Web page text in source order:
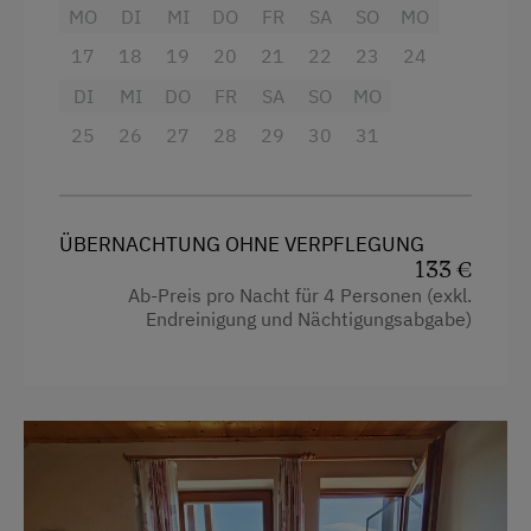
Hund erlaubt
Geführte Bergtour
E-Bike-Verleih
Handtücher
Kühlschrank
Wlan
Doppelbett (Kingsize)
MO
17
DI
18
MI
19
DO
20
FR
21
SA
22
SO
23
MO
24
DI
25
MI
26
DO
27
FR
28
SA
29
SO
30
MO
31
ÜBERNACHTUNG OHNE VERPFLEGUNG
133 €
Ab-Preis pro Nacht für 4 Personen (exkl.
Endreinigung und Nächtigungsabgabe)